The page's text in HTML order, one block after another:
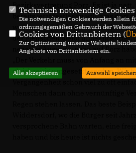
Bezirksvertretung Porz. Es ist ja nett,
bereits jetzt festlegen will, was dort
werden soll, doch die wesentliche
der Menschen bleibt unbeantwortet.
negative Auswirkungen auf Porz
gleichzeitig umgesetzt werden. Wir
Technisch notwendige Cookies
Die notwendigen Cookies werden allein
ordnungsgemäßen Gebrauch der
Cookies von Drittanbietern (
Zur Optimierung unserer Webseite
Angebote von Drittanbietern ein.
Alle akzeptieren Auswahl